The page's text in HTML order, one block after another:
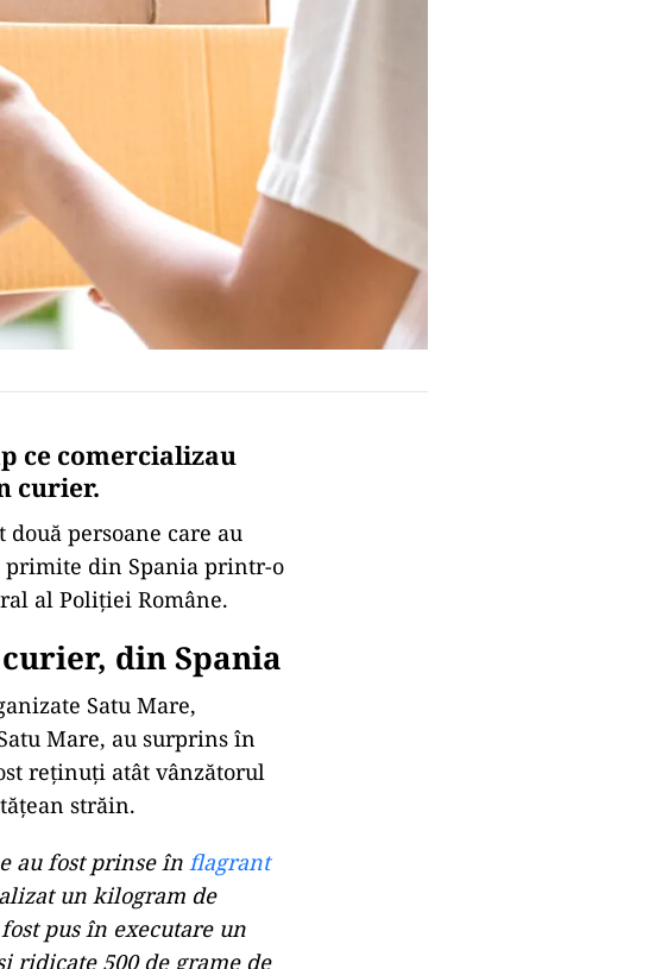
ce comercializau
curier.
persoane care au
din Spania printr-o
al Poliţiei Române.
din Spania
Satu Mare,
Mare, au surprins în
reținuți atât vânzătorul
străin.